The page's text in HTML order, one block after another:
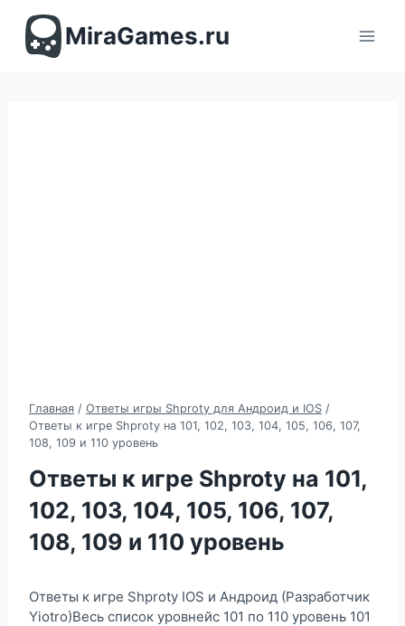
содержимомуMiraGames.ru
Главная / Ответы игры Shproty для Андроид и IOS /
Ответы к игре Shproty на 101, 102, 103, 104, 105, 106, 107,
108, 109 и 110 уровень
Ответы к игре Shproty на 101,
102, 103, 104, 105, 106, 107,
108, 109 и 110 уровень
Ответы к игре Shproty IOS и Андроид (Разработчик
Yiotro)Весь список уровнейс 101 по 110 уровень 101